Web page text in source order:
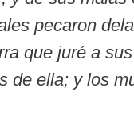
pecaron
que juré a
de ella; y los